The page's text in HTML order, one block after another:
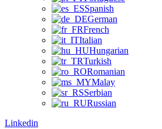
Spanish
German
French
Italian
Hungarian
Turkish
Romanian
Malay
Serbian
Russian
Linkedin